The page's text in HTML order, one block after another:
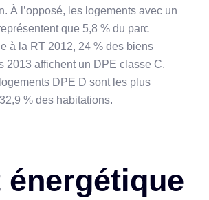
À l’opposé, les logements avec un
que 5,8 % du parc
à la RT 2012, 24 % des biens
2013 affichent un DPE classe C.
DPE D sont les plus
% des habitations.